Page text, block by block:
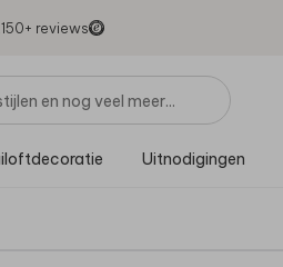
+ reviews
Uitnodigingen